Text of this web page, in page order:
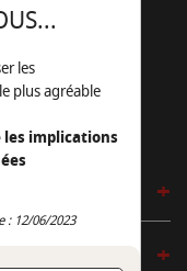
les
plus agréable
les implications
: 12/06/2023